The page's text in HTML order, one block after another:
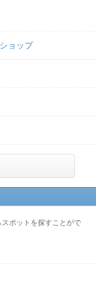
ョップ
ポットを探すことがで